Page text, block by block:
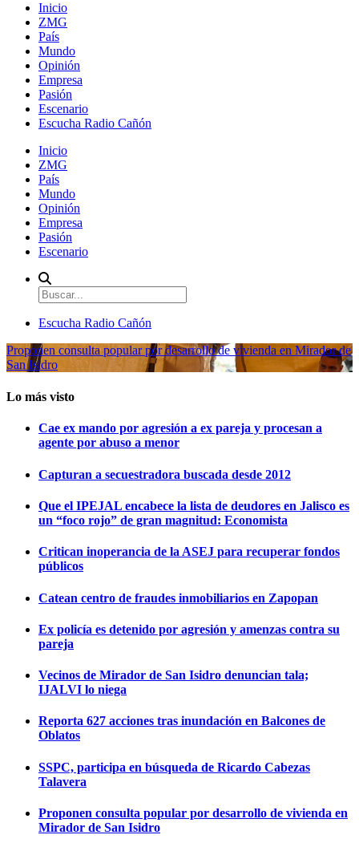
Inicio
ZMG
País
Mundo
Opinión
Empresa
Pasión
Escenario
Escucha Radio Cañón
Inicio
ZMG
País
Mundo
Opinión
Empresa
Pasión
Escenario
Escucha Radio Cañón
Proponen consulta popular por desarrollo de vivienda en Mirador de
San Isidro
Lo más visto
Cae ex mando por agresión a ex pareja y procesan a
agente por abuso a menor
Capturan a secuestradora buscada desde 2012
Que el IPEJAL encabece la lista de deudores en Jalisco es
un “foco rojo” de gran magnitud: Economista
Critican inoperancia de la ASEJ para recuperar fondos
públicos
Catean centro de fraudes inmobiliarios en Zapopan
Ex policía es detenido por agresión y amenzas contra su
pareja
Vecinos de Mirador de San Isidro denuncian tala;
IJALVI lo niega
Reporta 627 acciones tras inundación en Balcones de
Oblatos
SSPC, participa en búsqueda de Ricardo Cabezas
Talavera
Proponen consulta popular por desarrollo de vivienda en
Mirador de San Isidro